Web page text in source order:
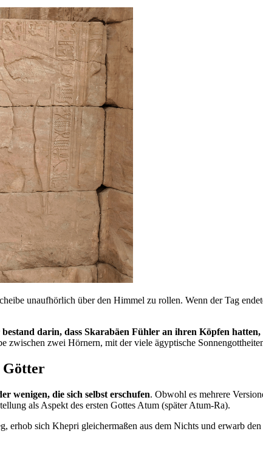
unaufhörlich über den Himmel zu rollen. Wenn der Tag
darin, dass Skarabäen Fühler an ihren Köpfen hatten,
zwischen zwei Hörnern, mit der viele ägyptische
Götter
wenigen, die sich selbst erschufen. Obwohl es mehrere
als Aspekt des ersten Gottes Atum (später Atum-Ra).
erhob sich Khepri gleichermaßen aus dem Nichts und erwarb